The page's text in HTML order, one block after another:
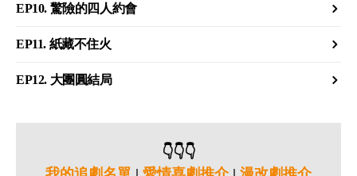
EP10. 驚險的四人約會
EP11. 紙藏不住火
EP12. 大團圓結局
👇👇👇